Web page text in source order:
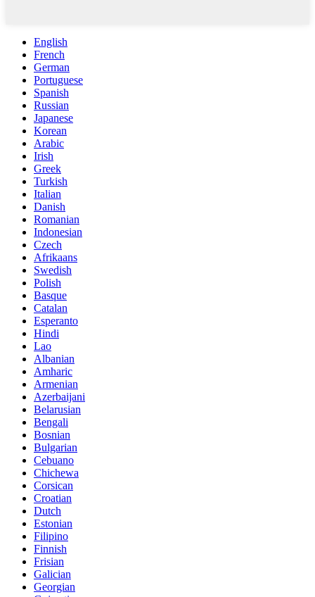
English
French
German
Portuguese
Spanish
Russian
Japanese
Korean
Arabic
Irish
Greek
Turkish
Italian
Danish
Romanian
Indonesian
Czech
Afrikaans
Swedish
Polish
Basque
Catalan
Esperanto
Hindi
Lao
Albanian
Amharic
Armenian
Azerbaijani
Belarusian
Bengali
Bosnian
Bulgarian
Cebuano
Chichewa
Corsican
Croatian
Dutch
Estonian
Filipino
Finnish
Frisian
Galician
Georgian